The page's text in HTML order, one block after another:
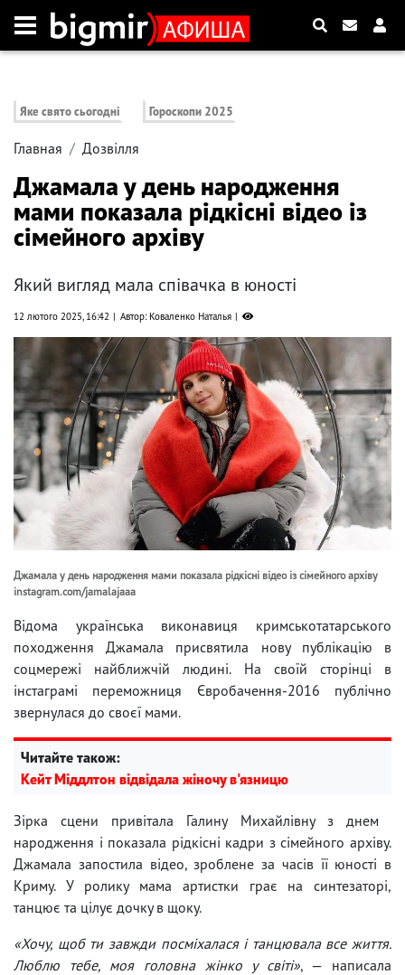
Яке свято сьогодні Гороскопи 2025
Главная Дозвілля
Джамала у день народження
мами показала рідкісні відео із
сімейного архіву
Який вигляд мала співачка в юності
12 лютого 2025, 16:42 Автор: Коваленко Наталья
Джамала у день народження мами показала рідкісні відео із сімейного архіву
instagram.com/jamalajaaa
Відома українська виконавиця кримськотатарського
походження Джамала присвятила нову публікацію в
соцмережі найближчій людині. На своїй сторінці в
інстаграмі переможниця Євробачення-2016 публічно
звернулася до своєї мами.
Читайте також:
Кейт Міддлтон відвідала жіночу в'язницю
Зірка сцени привітала Галину Михайлівну з днем ​​
народження і показала рідкісні кадри з сімейного архіву.
Джамала запостила відео, зроблене за часів її юності в
Криму. У ролику мама артистки грає на синтезаторі,
танцює та цілує дочку в щоку.
«Хочу, щоб ти завжди посміхалася і танцювала все життя.
Люблю тебе, моя головна жінко у світі», — написала